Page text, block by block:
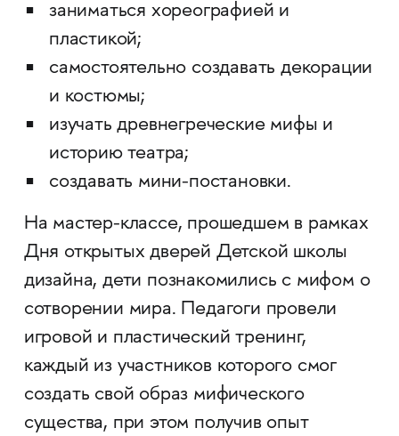
заниматься хореографией и
пластикой;
самостоятельно создавать декорации
и костюмы;
изучать древнегреческие мифы и
историю театра;
создавать мини-постановки.
На мастер-классе, прошедшем в рамках
Дня открытых дверей Детской школы
дизайна, дети познакомились с мифом о
сотворении мира. Педагоги провели
игровой и пластический тренинг,
каждый из участников которого смог
создать свой образ мифического
существа, при этом получив опыт